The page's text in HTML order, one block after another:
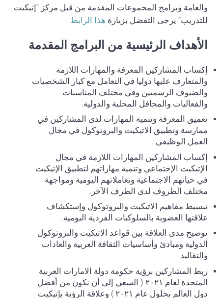
والعامة وبرامج المجموعات المقدمة من قبل مركز “إتيكيت
للتدريب” يرجى التفضل بزيارة هذا الرابط
الأهداف الرئيسية من البرامج المقدمة
إكساب المشاركين المعرفة والمهارات اللازمة
والمتعارف عليها دوليا في التعامل مع كبار الشخصيات
والضيوف الرسميين وفي مختلف المناسبات
والفعاليات والمحافل المحلية والدولية.
تعميق المعرفة وتنمية المهارات لدى المشاركين في
ممارسة وتطبيق الاتيكيت والبروتوكول في مجال
العمل الوظيفي .
إكساب المشاركين المهارات اللازمة في مجال
الإتيكيت الإجتماعي وتنمية مهاراتهم لتطبيق الإتيكيت
في حياتهم الاجتماعية وتعاملاتهم اليومية ومواجهة
مختلف الظروف لدى الطرف الآخر.
تبسيط مفاهيم الاتيكيت والبروتوكول وإستكشاف
علاقتها العضوية بالسلوكيات الفردية اليومية.
توضيح مدى العلاقة بين قواعد الاتيكيت والبروتوكول
الدولية ومبادئ وأساسيات الثقافة العربية والعادات
والتقاليد.
ربط المشاركين برؤية حكومة دولة الامارات العربية
المتحدة لعام ٢٠٢١ ( السعي إلى أن نكون من أفضل
دول العالم بحلول عام ٢٠٢١ ) وعلاقة الرؤية بإتيكيت